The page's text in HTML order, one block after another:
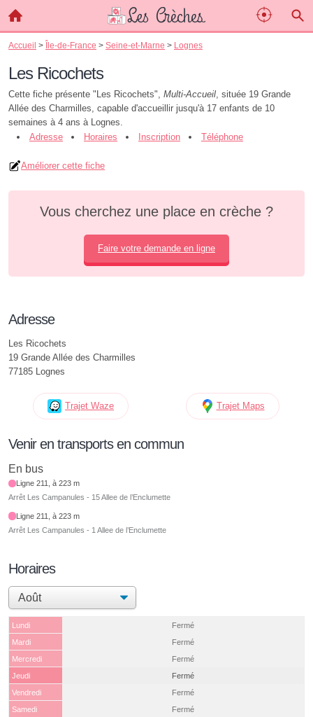
Accueil > Île-de-France > Seine-et-Marne > Lognes
Les Ricochets
Cette fiche présente "Les Ricochets", Multi-Accueil, située 19 Grande
Allée des Charmilles, capable d'accueillir jusqu'à 17 enfants de 10
semaines à 4 ans à Lognes.
Adresse
Horaires Inscription Téléphone
Améliorer cette fiche
Vous cherchez une place en crèche ?
Faire votre demande en ligne
Adresse
Les Ricochets
19 Grande Allée des Charmilles
77185 Lognes
Trajet Waze Trajet Maps
Venir en transports en commun
En bus
Ligne 211, à 223 m
Arrêt Les Campanules - 15 Allee de l’Enclumette
Ligne 211, à 223 m
Arrêt Les Campanules - 1 Allee de l’Enclumette
Horaires
Lundi
Fermé
Mardi
Fermé
Mercredi
Fermé
Jeudi
Fermé
Vendredi
Fermé
Samedi
Fermé